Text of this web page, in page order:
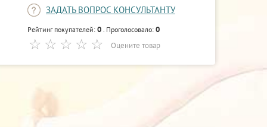
ЗАДАТЬ ВОПРОС КОНСУЛЬТАНТУ
Рейтинг покупателей: 0 . Проголосовало: 0
Оцените товар